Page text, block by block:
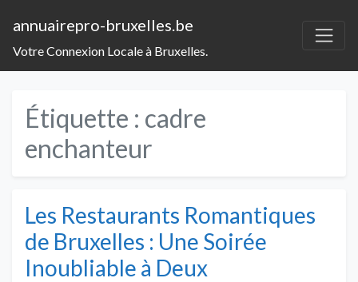
annuairepro-bruxelles.be
Votre Connexion Locale à Bruxelles.
Étiquette : cadre
enchanteur
Les Restaurants Romantiques
de Bruxelles : Une Soirée
Inoubliable à Deux